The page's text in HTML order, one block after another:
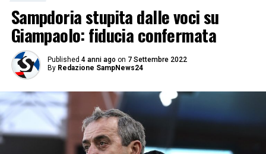
Sampdoria stupita dalle voci su
Giampaolo: fiducia confermata
Published 4 anni ago on 7 Settembre 2022
By Redazione SampNews24